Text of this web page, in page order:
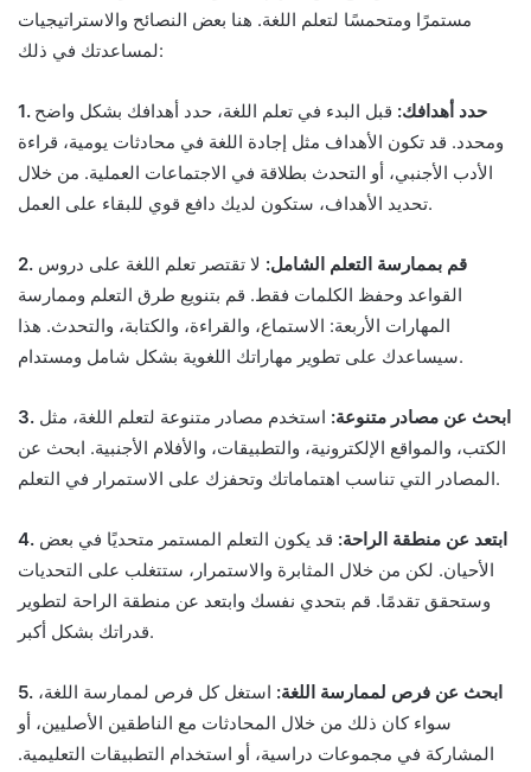
مستمرًا ومتحمسًا لتعلم اللغة. هنا بعض النصائح والاستراتيجيات
لمساعدتك في ذلك:
1. حدد أهدافك: قبل البدء في تعلم اللغة، حدد أهدافك بشكل واضح
ومحدد. قد تكون الأهداف مثل إجادة اللغة في محادثات يومية، قراءة
الأدب الأجنبي، أو التحدث بطلاقة في الاجتماعات العملية. من خلال
تحديد الأهداف، ستكون لديك دافع قوي للبقاء على العمل.
2. قم بممارسة التعلم الشامل: لا تقتصر تعلم اللغة على دروس
القواعد وحفظ الكلمات فقط. قم بتنويع طرق التعلم وممارسة
المهارات الأربعة: الاستماع، والقراءة، والكتابة، والتحدث. هذا
سيساعدك على تطوير مهاراتك اللغوية بشكل شامل ومستدام.
3. ابحث عن مصادر متنوعة: استخدم مصادر متنوعة لتعلم اللغة، مثل
الكتب، والمواقع الإلكترونية، والتطبيقات، والأفلام الأجنبية. ابحث عن
المصادر التي تناسب اهتماماتك وتحفزك على الاستمرار في التعلم.
4. ابتعد عن منطقة الراحة: قد يكون التعلم المستمر متحديًا في بعض
الأحيان. لكن من خلال المثابرة والاستمرار، ستتغلب على التحديات
وستحقق تقدمًا. قم بتحدي نفسك وابتعد عن منطقة الراحة لتطوير
قدراتك بشكل أكبر.
5. ابحث عن فرص لممارسة اللغة: استغل كل فرص لممارسة اللغة،
سواء كان ذلك من خلال المحادثات مع الناطقين الأصليين، أو
المشاركة في مجموعات دراسية، أو استخدام التطبيقات التعليمية.